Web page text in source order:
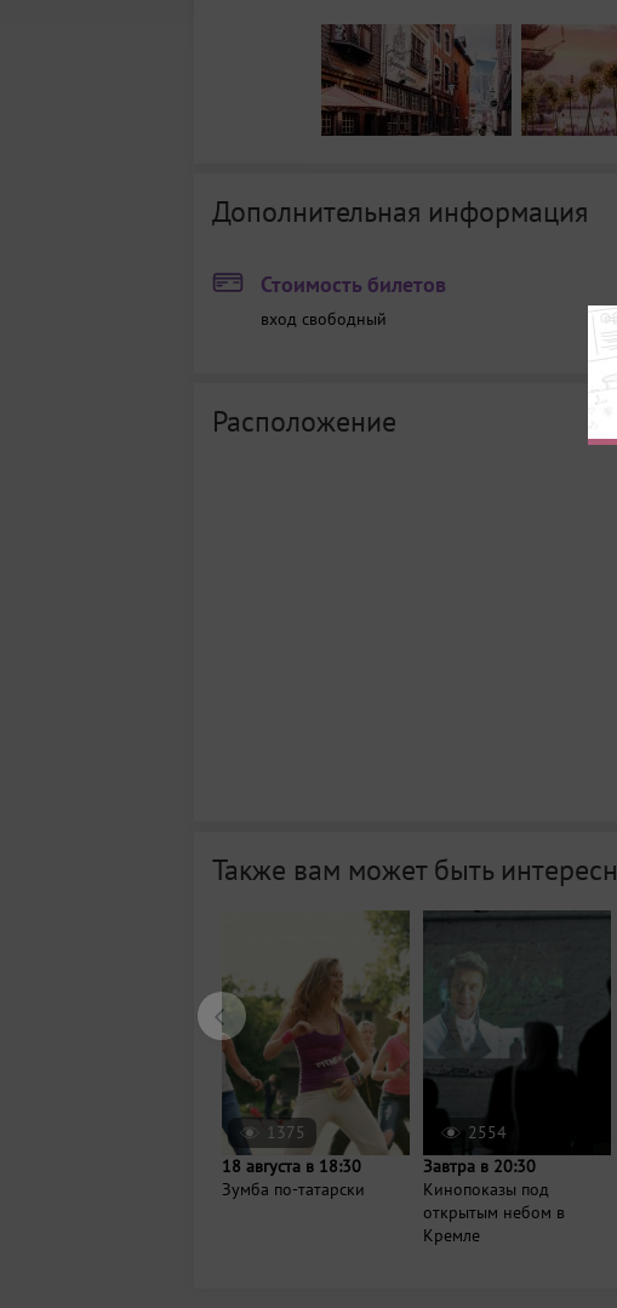
Дополнительная информация
Стоимость билетов
вход свободный
Расположение
Также вам может быть
1375
18 августа в 18:30
Зумба по-татарски
2554
Завтра в 20:30
Кинопоказы под
открытым небом в
Кремле